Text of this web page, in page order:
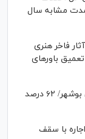
مدت مشابه سال
فاخر هنری
باور‌های
کاهش ۱۰ درصدی جمعیت کیفری زندان‌های بوشهر/ ۶۲ درصد
با سقف